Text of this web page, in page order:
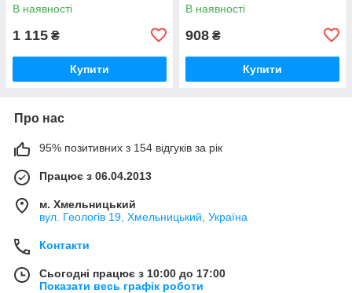
В наявності
1 115 ₴
Купити
В наявності
908 ₴
Купити
Про нас
95% позитивних з 154 відгуків за рік
Працює з 06.04.2013
м. Хмельницький
вул. Геологів 19, Хмельницький, Україна
Контакти
Сьогодні працює з 10:00 до 17:00
Показати весь графік роботи